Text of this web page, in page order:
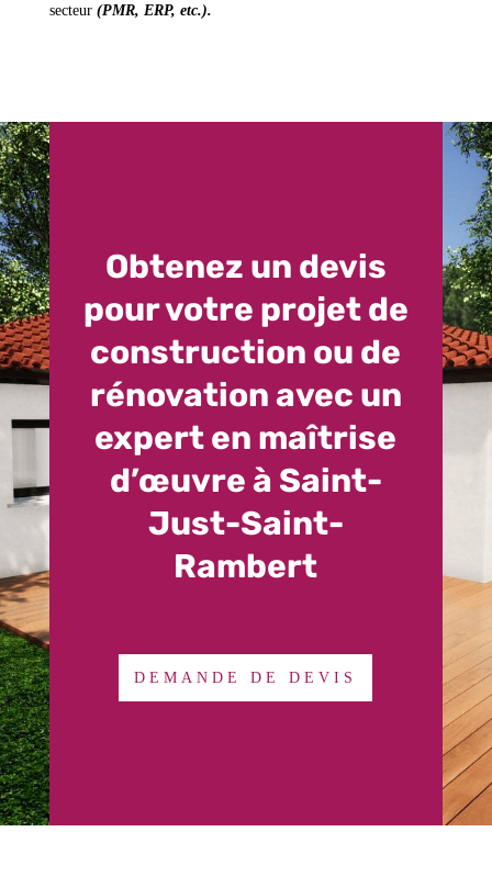
secteur (PMR, ERP, etc.).
Obtenez un devis
pour votre projet de
construction ou de
rénovation avec un
expert en maîtrise
d’œuvre à Saint-
Just-Saint-
Rambert
DEMANDE DE DEVIS